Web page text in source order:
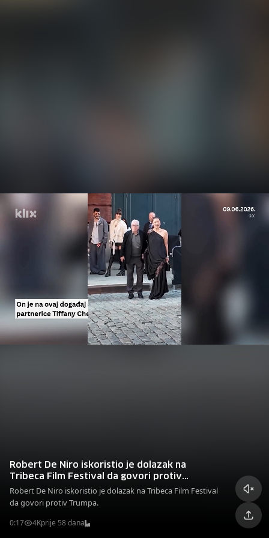
Robert De Niro iskoristio je dolazak na
Tribeca Film Festival da govori protiv
Trumpa.
Robert De Niro iskoristio je dolazak na Tribeca Film Festival
da govori protiv Trumpa.
0:17 4Kprije 58 dana